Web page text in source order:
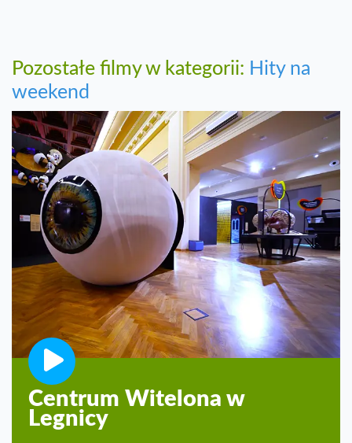
Pozostałe filmy w kategorii: Hity na
weekend
Centrum Witelona w
Legnicy